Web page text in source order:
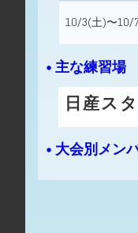
10/3(土)〜10/
• 主な練習場
日産ス
• 大会別メン